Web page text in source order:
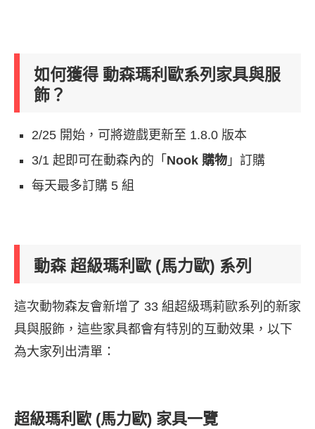
如何獲得 動森瑪利歐系列家具與服
飾？
2/25 開始，可將遊戲更新至 1.8.0 版本
3/1 起即可在動森內的「 Nook 購物 」訂購
每天最多訂購 5 組
動森 超級瑪利歐 (馬力歐) 系列
這次動物森友會新增了 33 組超級瑪莉歐系列的新家
具與服飾，這些家具都會有特別的互動效果，以下
為大家列出清單：
超級瑪利歐 (馬力歐) 家具一覽